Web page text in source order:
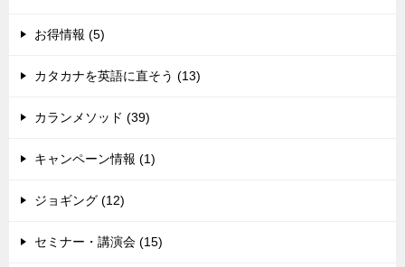
お得情報 (5)
カタカナを英語に直そう (13)
カランメソッド (39)
キャンペーン情報 (1)
ジョギング (12)
セミナー・講演会 (15)